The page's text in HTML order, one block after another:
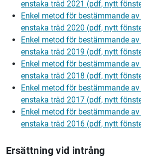
enstaka träd 2021 (pdf, nytt
Enkel metod för bestämmande
enstaka träd 2020 (pdf, nytt
Enkel metod för bestämmande
enstaka träd 2019 (pdf, nytt
Enkel metod för bestämmande
enstaka träd 2018 (pdf, nytt
Enkel metod för bestämmande
enstaka träd 2017 (pdf, nytt
Enkel metod för bestämmande
enstaka träd 2016 (pdf, nytt
Ersättning vid intrång